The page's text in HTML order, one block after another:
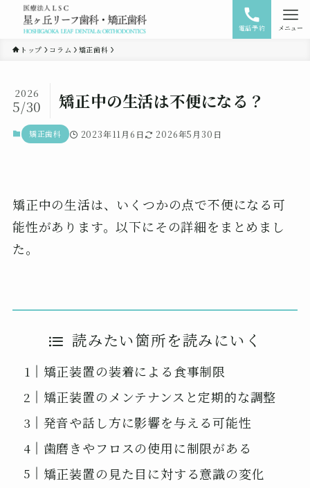
電話予約 メニュー
トップ コラム 矯正歯科
矯正中の生活は不便になる？
2026
5/30
矯正歯科 2023年11月6日 2026年5月30日
矯正中の生活は、いくつかの点で不便になる可
能性があります。以下にその詳細をまとめまし
た。
読みたい箇所を読みにいく
矯正装置の装着による食事制限
矯正装置のメンテナンスと定期的な調整
発音や話し方に影響を与える可能性
歯磨きやフロスの使用に制限がある
矯正装置の見た目に対する意識の変化